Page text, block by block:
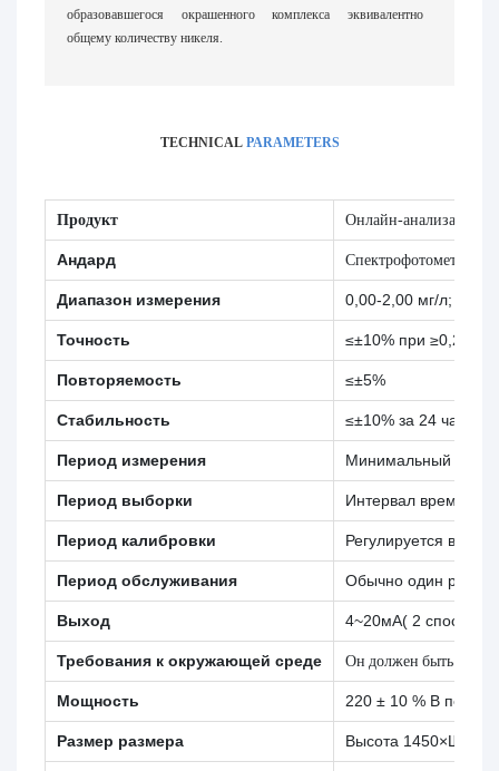
образовавшегося окрашенного комплекса эквивалентно
общему количеству никеля.
TECHNICAL PARAMETERS
Продукт Онлайн-анализатор
Андард Спектрофотометрия
Диапазон измерения 0,00-2,00 мг/л; 0,10-
Точность ≤±10% при ≥0,2 мг/
Повторяемость ≤±5%
Стабильность ≤±10% за 24 часа
Период измерения Минимальный
Период выборки Интервал времени
Период калибровки Регулируется в
Период обслуживания Обычно один раз в
Выход 4~20мА( 2 способа)
Требования к окружающей среде Он должен быть в
Мощность 220 ± 10 % В
Размер размера Высота